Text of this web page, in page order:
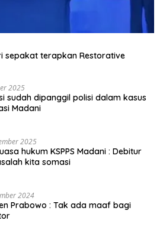
sepakat terapkan Restorative
2025
sudah dipanggil polisi dalam kasus
Madani
2025
hukum KSPPS Madani : Debitur
kita somasi
2024
Prabowo : Tak ada maaf bagi